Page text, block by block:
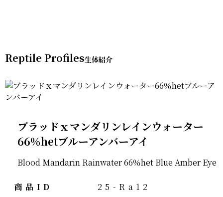
Reptile Profiles
ブラッドｘマンダリンレインウォーター
66％hetブルーアンバーアイ
Blood Mandarin Rainwater 66％het Blue Amber Eye
商品ID
25-Ra12